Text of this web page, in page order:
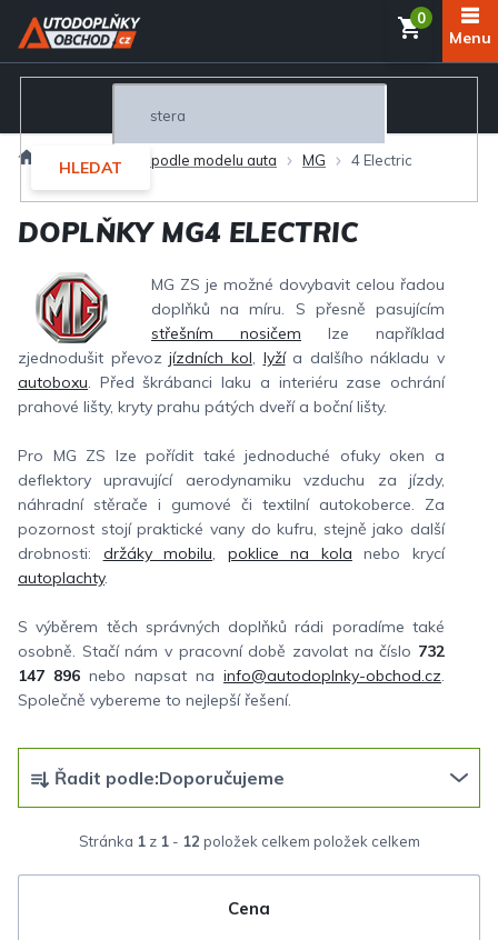
Přejít
obsah
HLEDAT
Autodoplňky podle modelu auta MG 4 Electric
DOPLŇKY MG4 ELECTRIC
MG ZS je možné dovybavit celou řadou
doplňků na míru. S přesně pasujícím
střešním nosičem lze například
zjednodušit převozjízdních kol, lyžía dalšího nákladu v
autoboxu. Před škrábanci laku a interiéru zase ochrání
prahové lišty, kryty prahu pátých dveří a boční lišty.
Pro MG ZS lze pořídit také jednoduché ofuky oken a
deflektory upravující aerodynamiku vzduchu za jízdy,
náhradní stěrače i gumové či textilní autokoberce. Za
pozornost stojí praktické vany do kufru, stejně jako další
drobnosti: držáky mobilu, poklice na kola nebo krycí
autoplachty.
S výběrem těch správných doplňků rádi poradíme také
osobně. Stačí nám v pracovní době zavolat na číslo 732
147 896 nebo napsat na info@autodoplnky-obchod.cz.
Společně vybereme to nejlepší řešení.
Stránka 1z 1- 12 položek celkem
a
e
Řadit podle:Doporučujeme
Cena